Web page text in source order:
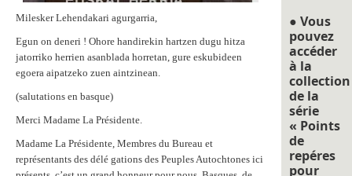
Milesker Lehendakari agurgarria,
Egun on deneri ! Ohore handirekin hartzen dugu hitza
jatorriko herrien asanblada horretan, gure eskubideen
egoera aipatzeko zuen aintzinean.
(salutations en basque)
Merci Madame La Présidente.
Madame La Présidente, Membres du Bureau et
représentants des délé gations des Peuples Autochtones ici
● Vous
pouvez
accéder
à la
collection
de la
série
« Points
de
repéres
pour